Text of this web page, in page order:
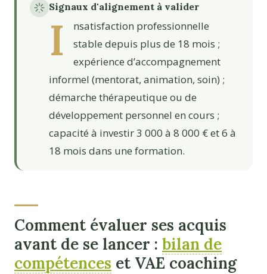
Signaux d'alignement à valider
I
nsatisfaction professionnelle
stable depuis plus de 18 mois ;
expérience d’accompagnement
informel (mentorat, animation, soin) ;
démarche thérapeutique ou de
développement personnel en cours ;
capacité à investir 3 000 à 8 000 € et 6 à
18 mois dans une formation.
Comment évaluer ses acquis
avant de se lancer : bilan de
compétences et VAE coaching